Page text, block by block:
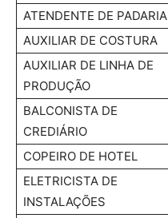
ATENDENTE DE PADARIA
AUXILIAR DE COSTURA
AUXILIAR DE LINHA DE
PRODUÇÃO
BALCONISTA DE
CREDIÁRIO
COPEIRO DE HOTEL
ELETRICISTA DE
INSTALAÇÕES